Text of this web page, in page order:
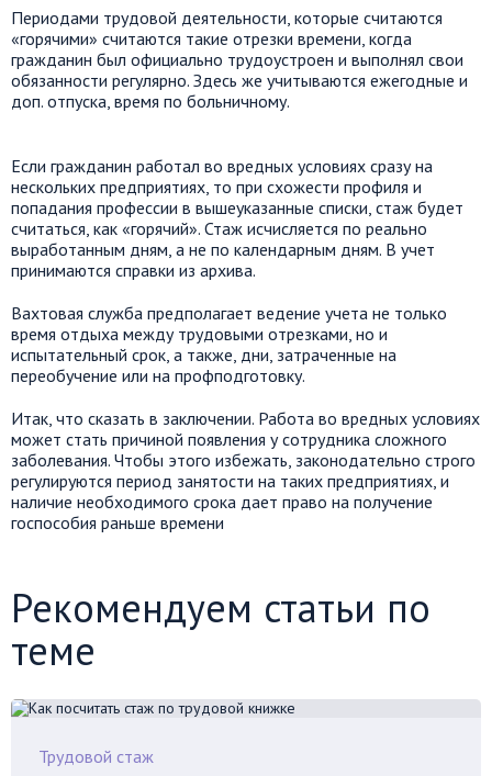
Периодами трудовой деятельности, которые считаются
«горячими» считаются такие отрезки времени, когда
гражданин был официально трудоустроен и выполнял свои
обязанности регулярно. Здесь же учитываются ежегодные и
доп. отпуска, время по больничному.
Если гражданин работал во вредных условиях сразу на
нескольких предприятиях, то при схожести профиля и
попадания профессии в вышеуказанные списки, стаж будет
считаться, как «горячий». Стаж исчисляется по реально
выработанным дням, а не по календарным дням. В учет
принимаются справки из архива.
Вахтовая служба предполагает ведение учета не только
время отдыха между трудовыми отрезками, но и
испытательный срок, а также, дни, затраченные на
переобучение или на профподготовку.
Итак, что сказать в заключении. Работа во вредных условиях
может стать причиной появления у сотрудника сложного
заболевания. Чтобы этого избежать, законодательно строго
регулируются период занятости на таких предприятиях, и
наличие необходимого срока дает право на получение
госпособия раньше времени
Рекомендуем статьи по
теме
Трудовой стаж